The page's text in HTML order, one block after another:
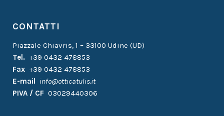
CONTATTI
Piazzale Chiavris, 1 – 33100 Udine (UD)
Tel. +39 0432 478853
Fax +39 0432 478853
E-mail info@otticatulis.it
PIVA / CF 03029440306